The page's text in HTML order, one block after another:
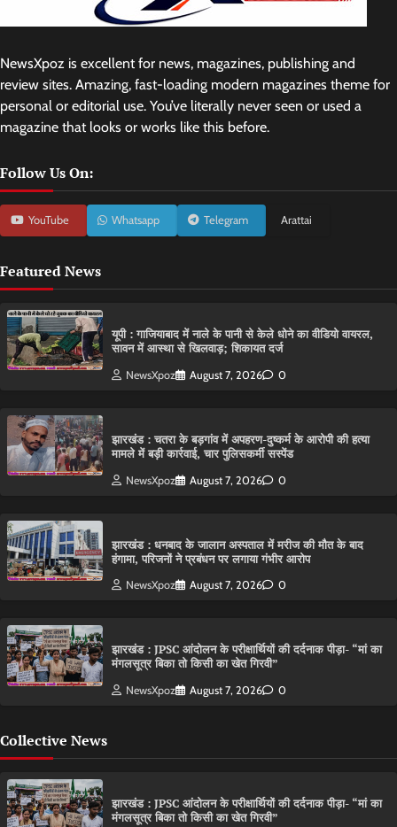
NewsXpoz is excellent for news, magazines, publishing and
review sites. Amazing, fast-loading modern magazines theme for
personal or editorial use. You’ve literally never seen or used a
magazine that looks or works like this before.
Follow Us On:
YouTube Whatsapp Telegram Arattai
Featured News
यूपी : गाजियाबाद में नाले के पानी से केले धोने का वीडियो वायरल,
सावन में आस्था से खिलवाड़; शिकायत दर्ज
NewsXpoz August 7, 2026 0
झारखंड : चतरा के बड़गांव में अपहरण-दुष्कर्म के आरोपी की हत्या
मामले में बड़ी कार्रवाई, चार पुलिसकर्मी सस्पेंड
NewsXpoz August 7, 2026 0
झारखंड : धनबाद के जालान अस्पताल में मरीज की मौत के बाद
हंगामा, परिजनों ने प्रबंधन पर लगाया गंभीर आरोप
NewsXpoz August 7, 2026 0
झारखंड : JPSC आंदोलन के परीक्षार्थियों की दर्दनाक पीड़ा- “मां का
मंगलसूत्र बिका तो किसी का खेत गिरवी”
NewsXpoz August 7, 2026 0
Collective News
झारखंड : JPSC आंदोलन के परीक्षार्थियों की दर्दनाक पीड़ा- “मां का
मंगलसूत्र बिका तो किसी का खेत गिरवी”